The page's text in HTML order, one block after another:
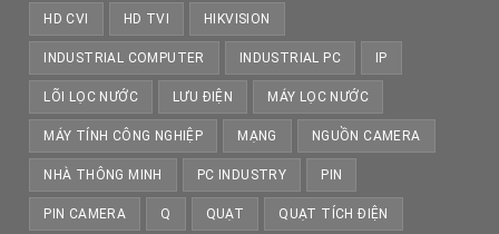
HD CVI HD TVI HIKVISION
INDUSTRIAL COMPUTER INDUSTRIAL PC IP
LÕI LỌC NƯỚC LƯU ĐIỆN MÁY LỌC NƯỚC
MÁY TÍNH CÔNG NGHIỆP MẠNG NGUỒN CAMERA
NHÀ THÔNG MINH PC INDUSTRY PIN
PIN CAMERA Q QUẠT QUẠT TÍCH ĐIỆN